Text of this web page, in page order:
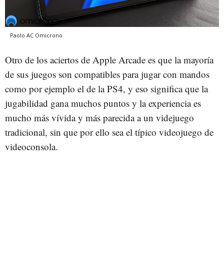
Paolo AC Omicrono
Otro de los aciertos de Apple Arcade es que la mayoría
de sus juegos son compatibles para jugar con mandos
como por ejemplo el de la PS4, y eso significa que la
jugabilidad gana muchos puntos y la experiencia es
mucho más vívida y más parecida a un videjuego
tradicional, sin que por ello sea el típico videojuego de
videoconsola.